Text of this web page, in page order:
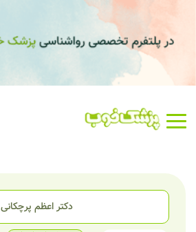
دکتر اعظم پرچکانی